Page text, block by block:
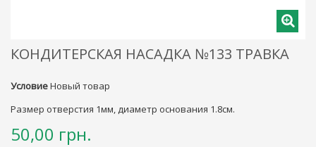
КОНДИТЕРСКАЯ НАСАДКА №133 ТРАВКА
УсловиеНовый товар
Размер отверстия 1мм, диаметр основания 1.8см.
50,00 грн.